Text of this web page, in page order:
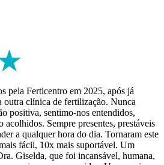
pela Ferticentro em 2025, após já
outra clínica de fertilização. Nunca
positiva, sentimo-nos entendidos,
acolhidos. Sempre presentes, prestáveis
a qualquer hora do dia. Tornaram este
fácil, 10x mais suportável. Um
Giselda, que foi incansável, humana,